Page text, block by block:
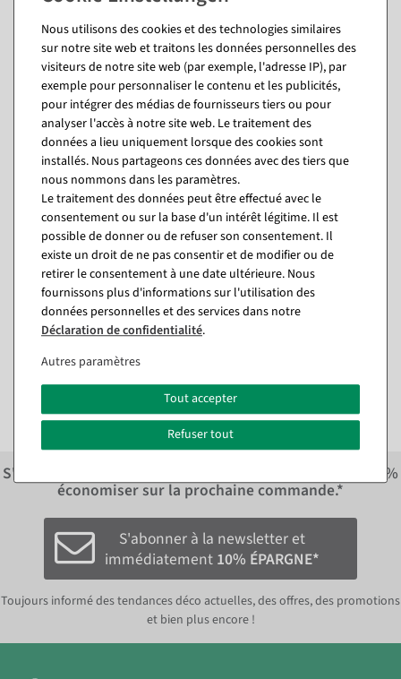
NUMÉRO DE TÉLÉPHONE*
E-MAIL*
VOTRE MESSAGE
Envoyer une demande
S'inscrire à la newsletter et recevoir immédiatement 10%
économiser sur la prochaine commande.*
S'abonner à la newsletter et
immédiatement 10% ÉPARGNE*
Toujours informé des tendances déco actuelles, des offres, des promotions
et bien plus encore !
Nous utilisons des cookies et des technologies similaires
sur notre site web et traitons les données personnelles des
visiteurs de notre site web (par exemple, l'adresse IP), par
exemple pour personnaliser le contenu et les publicités,
pour intégrer des médias de fournisseurs tiers ou pour
analyser l'accès à notre site web. Le traitement des
données a lieu uniquement lorsque des cookies sont
installés. Nous partageons ces données avec des tiers que
nous nommons dans les paramètres.
Le traitement des données peut être effectué avec le
consentement ou sur la base d'un intérêt légitime. Il est
possible de donner ou de refuser son consentement. Il
existe un droit de ne pas consentir et de modifier ou de
retirer le consentement à une date ultérieure. Nous
fournissons plus d'informations sur l'utilisation des
données personnelles et des services dans notre
Déclaration de confidentialité.
Autres paramètres
Tout accepter
Refuser tout